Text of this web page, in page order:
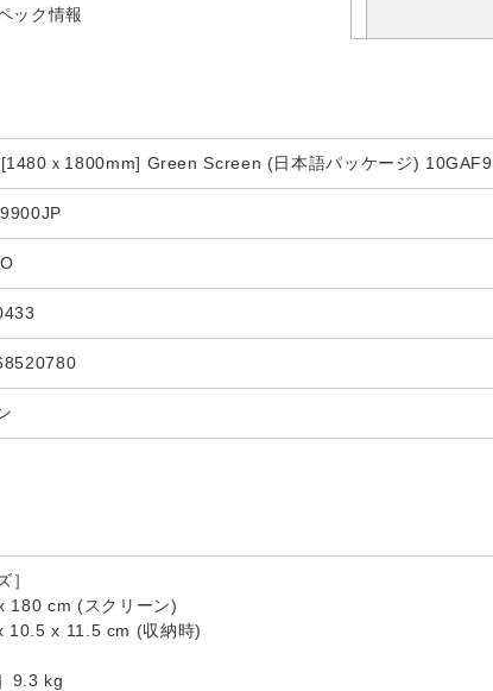
ック情報
ｘ1800mm] Green Screen (日本語パッケージ)
］
180 cm (スクリーン)
10.5 x 11.5 cm (収納時)
9.3 kg